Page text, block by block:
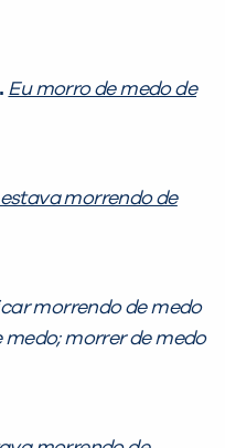
Eu morro de medo de
estava morrendo de
morrendo de medo
medo; morrer de medo